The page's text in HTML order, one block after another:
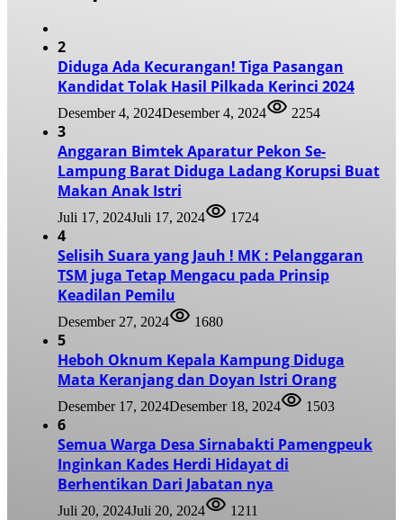
2
Diduga Ada Kecurangan! Tiga Pasangan
Kandidat Tolak Hasil Pilkada Kerinci 2024
Desember 4, 2024Desember 4, 2024 2254
3
Anggaran Bimtek Aparatur Pekon Se-
Lampung Barat Diduga Ladang Korupsi Buat
Makan Anak Istri
Juli 17, 2024Juli 17, 2024 1724
4
Selisih Suara yang Jauh ! MK : Pelanggaran
TSM juga Tetap Mengacu pada Prinsip
Keadilan Pemilu
Desember 27, 2024 1680
5
Heboh Oknum Kepala Kampung Diduga
Mata Keranjang dan Doyan Istri Orang
Desember 17, 2024Desember 18, 2024 1503
6
Semua Warga Desa Sirnabakti Pamengpeuk
Inginkan Kades Herdi Hidayat di
Berhentikan Dari Jabatan nya
Juli 20, 2024Juli 20, 2024 1211